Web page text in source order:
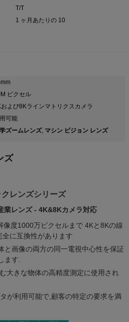
T/T
1 ヶ月あたりの 10
ピクセル
よび8Kラインマトリクスカメラ
可能
ズームレンズ, マシン ビジョン レンズ
ズ
レンズシリーズ
業レンズ - 4K&8Kカメラ対応
度1000万ピクセルまで 4Kと8Kの線
に互換性があります
と画像の両方の同一電視中心性を保証
ます.
大きな物体の高精度測定に使用され
が利用可能で,顧客の特定の要求を満